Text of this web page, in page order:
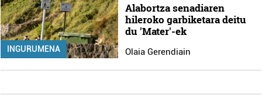
INGURUMENA
Alabortza senadiaren
hileroko garbiketara deitu
du 'Mater'-ek
Olaia Gerendiain